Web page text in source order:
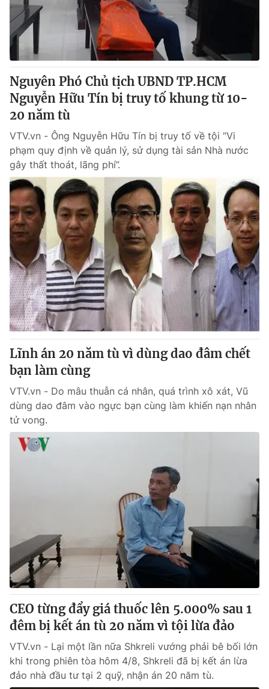
Nguyên Phó Chủ tịch UBND TP.HCM
Nguyễn Hữu Tín bị truy tố khung từ 10-
20 năm tù
VTV.vn - Ông Nguyễn Hữu Tín bị truy tố về tội “Vi
phạm quy định về quản lý, sử dụng tài sản Nhà nước
gây thất thoát, lãng phí”.
Lĩnh án 20 năm tù vì dùng dao đâm chết
bạn làm cùng
VTV.vn - Do mâu thuẫn cá nhân, quá trình xô xát, Vũ
dùng dao đâm vào ngực bạn cùng làm khiến nạn nhân
tử vong.
CEO từng đẩy giá thuốc lên 5.000% sau 1
đêm bị kết án tù 20 năm vì tội lừa đảo
VTV.vn - Lại một lần nữa Shkreli vướng phải bê bối lớn
khi trong phiên tòa hôm 4/8, Shkreli đã bị kết án lừa
đảo nhà đầu tư tại 2 quỹ, nhận án 20 năm tù.